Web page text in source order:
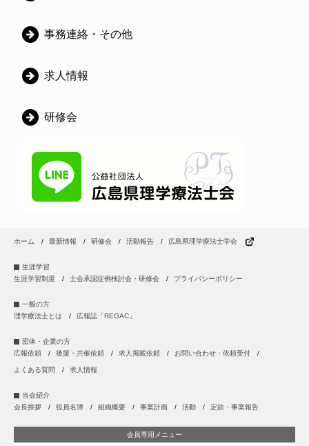
ゴ
ー
事務連絡・その他
求人情報
研修会
ホーム 最新情報 研修会 活動報告 広島県理学療法士学会
生涯学習
生涯学習制度
士会承認症例検討会・研修会 プライバシーポリシー
一般の方
理学療法士とは
広報誌「REGAC」
団体・企業の方
広報依頼
後援・共催依頼 求人掲載依頼 お問い合わせ・依頼受付
よくある質問 求人情報
当会紹介
会長挨拶
役員名簿 組織概要 事業計画 活動 定款・事業報告
会員専用メニュー